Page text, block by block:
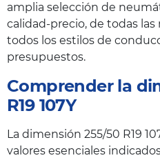
amplia selección de
calidad-precio, de todas las
todos los estilos de
presupuestos.
Comprender la
R19 107Y
La dimensión 255/50 R19
valores esenciales